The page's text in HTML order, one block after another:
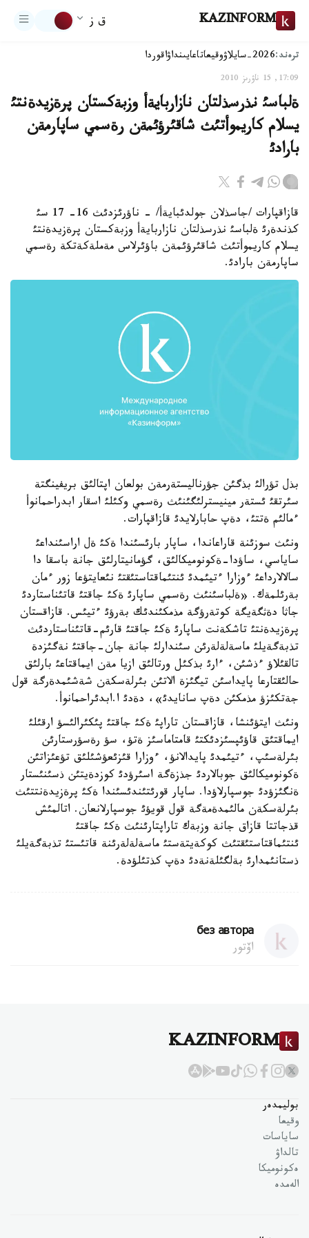
KAZINFORM ق ز
ترەند:2026-سايلاۋ وقيعاتاعايىنداۋاقوردا
17:09, 15 ناۋرىز 2010
ةلباسئ نذرسذلتان نازاربايةأ وزبةكستان پرةزيدةنتئ
يسلام كاريموأتئث شاقئرؤئمةن رةسمي ساپارمةن
بارادئ
قازاقپارات /جاسذلان جولدئبايةأ/ - ناؤرئزدئث 16- 17 سئ
كذندةرئ ةلباسئ نذرسذلتان نازاربايةأ وزبةكستان پرةزيدةنتئ
يسلام كاريموأتئث شاقئرؤئمةن باؤئرلاس مةملةكةتكة رةسمي
ساپارمةن بارادئ.
بذل تؤرالئ بذگئن جؤرناليستةرمةن بولعان اپتالئق بريفينگتة
سئرتقئ ئستةر مينيسترلئگئنئث رةسمي وكئلئ اسقار ابدراحمانوأ
ءمالئم ةتتئ، دةپ حابارلايدئ قازاقپارات.
ونئث سوزئنة قاراعاندا، ساپار بارئسئندا ةكئ ةل اراسئنداعئ
ساياسي، ساؤدا-ةكونوميكالئق، گؤمانيتارلئق جانة باسقا دا
سالالارداعئ ءوزارا ءتيئمدئ ئنتئماقتاستئقتئ نئعايتؤعا زور ءمان
بةرئلمةك. «ةلباسئنئث رةسمي ساپارئ ةكئ جاقتئ قاتئناستاردئ
جاثا دةثگةيگة كوتةرؤگة مذمكئندئك بةرؤئ ءتيئس. قازاقستان
پرةزيدةنتئ تاشكةنت ساپارئ ةكئ جاقتئ قارئم-قاتئناستاردئث
تذبةگةيلئ ماسةلةلةرئن سئندارلئ جانة جان-جاقتئ نةگئزدة
تالقئلاؤ ءذشئن، ءارئ بذكئل ورتالئق ازيا مةن ايماقتاعئ بارلئق
حالئقتارعا پايداسئن تيگئزة الاتئن بئرلةسكةن شةشئمدةرگة قول
جةتكئزؤ مذمكئن دةپ سانايدئ»، دةدئ ا.ابدئراحمانوأ.
ونئث ايتؤئنشا، قازاقستان تاراپئ ةكئ جاقتئ پئكئرالئسؤ ارقئلئ
ايماقتئق قاؤئپسئزدئكتئ قامتاماسئز ةتؤ، سؤ رةسؤرستارئن
بئرلةسئپ، ءتيئمدئ پايدالانؤ، ءوزارا قئزئعؤشئلئق تؤعئزاتئن
ةكونوميكالئق جوبالاردئ جذزةگة اسئرؤدئ كوزدةيتئن ذسئنئستار
ةنگئزؤدئ جوسپارلاؤدا. ساپار قورئتئندئسئندا ةكئ پرةزيدةنتتئث
بئرلةسكةن مالئمدةمةگة قول قويؤئ جوسپارلانعان. اتالمئش
قذجاتتا قازاق جانة وزبةك تاراپتارئنئث ةكئ جاقتئ
ئنتئماقتاستئقتئث كوكةيتةستئ ماسةلةلةرئنة قاتئستئ تذبةگةيلئ
ذستانئمدارئ بةلگئلةنةدئ دةپ كذتئلؤدة.
без автора
اۆتور
KAZINFORM
بوليمدەر
وقيعا
ساياسات
تالداۋ
ەكونوميكا
الەمدە